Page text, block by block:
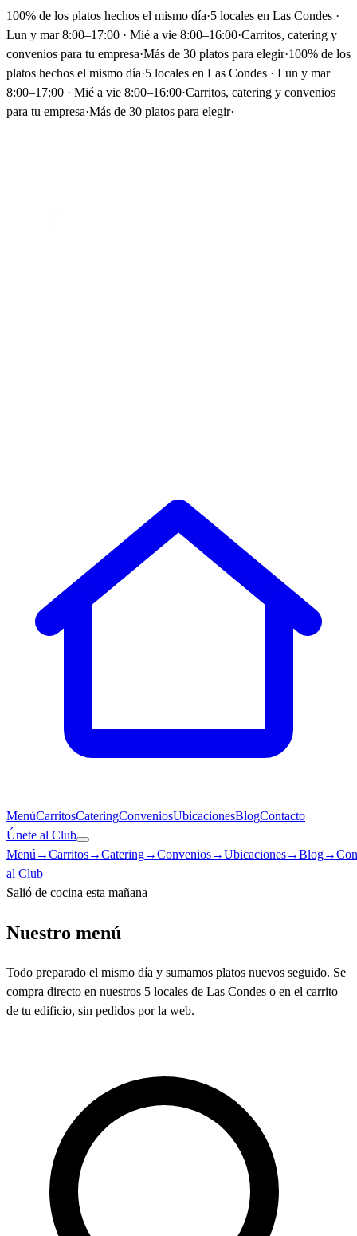
100% de los platos hechos el mismo día·5 locales en Las Condes ·
Lun y mar 8:00–17:00 · Mié a vie 8:00–16:00·Carritos, catering y
convenios para tu empresa·Más de 30 platos para elegir·100% de los
platos hechos el mismo día·5 locales en Las Condes · Lun y mar
8:00–17:00 · Mié a vie 8:00–16:00·Carritos, catering y convenios
para tu empresa·Más de 30 platos para elegir·
MenúCarritosCateringConveniosUbicacionesBlogContacto
Únete al Club
Menú →Carritos→Catering→Convenios→Ubicaciones→Blog→
al Club
Salió de cocina esta mañana
Nuestro menú
Todo preparado el mismo día y sumamos platos nuevos seguido. Se
compra directo en nuestros 5 locales de Las Condes o en el carrito
de tu edificio, sin pedidos por la web.